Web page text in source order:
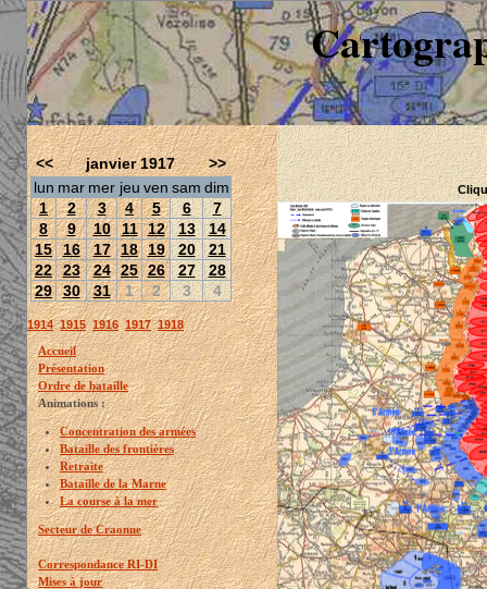
<< janvier 1917
>>
lun mar mer jeu ven sam dim
1
2 3 4 5 6
7
8
9 10 11 12 13
14
15 16 17 18 19 20
21
22 23 24 25 26 27
28
29 30 31 1 2 3 4
1914 1915 1916 1917 1918
Accueil
Présentation
Ordre de bataille
Animations :
Concentration des armées
Bataille des frontières
Retraite
Bataille de la Marne
La course à la mer
Secteur de Craonne
Correspondance RI-DI
Mises à jour